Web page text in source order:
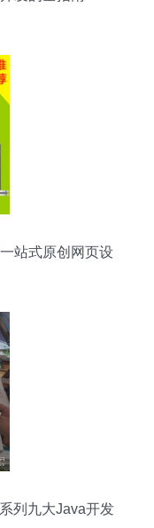
站式原创网页设
列九大Java开发